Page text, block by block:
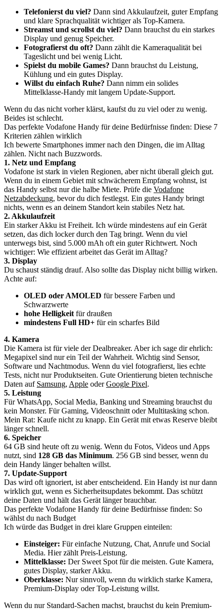
Telefonierst du viel? Dann sind Akkulaufzeit, guter Empfang
und klare Sprachqualität wichtiger als Top-Kamera.
Streamst und scrollst du viel? Dann brauchst du ein starkes
Display und genug Speicher.
Fotografierst du oft? Dann zählt die Kameraqualität bei
Tageslicht und bei wenig Licht.
Spielst du mobile Games? Dann brauchst du Leistung,
Kühlung und ein gutes Display.
Willst du einfach Ruhe? Dann nimm ein solides
Mittelklasse-Handy mit langem Update-Support.
Wenn du das nicht vorher klärst, kaufst du zu viel oder zu wenig.
Beides ist schlecht.
Das perfekte Vodafone Handy für deine Bedürfnisse finden: Diese 7
Kriterien zählen wirklich
Ich bewerte Smartphones immer nach den Dingen, die im Alltag
zählen. Nicht nach Buzzwords.
1. Netz und Empfang
Vodafone ist stark in vielen Regionen, aber nicht überall gleich gut.
Wenn du in einem Gebiet mit schwächerem Empfang wohnst, ist
das Handy selbst nur die halbe Miete. Prüfe die Vodafone
Netzabdeckung, bevor du dich festlegst. Ein gutes Handy bringt
nichts, wenn es an deinem Standort kein stabiles Netz hat.
2. Akkulaufzeit
Ein starker Akku ist Freiheit. Ich würde mindestens auf ein Gerät
setzen, das dich locker durch den Tag bringt. Wenn du viel
unterwegs bist, sind 5.000 mAh oft ein guter Richtwert. Noch
wichtiger: Wie effizient arbeitet das Gerät im Alltag?
3. Display
Du schaust ständig drauf. Also sollte das Display nicht billig wirken.
Achte auf:
OLED oder AMOLED für bessere Farben und
Schwarzwerte
hohe Helligkeit für draußen
mindestens Full HD+ für ein scharfes Bild
4. Kamera
Die Kamera ist für viele der Dealbreaker. Aber ich sage dir ehrlich:
Megapixel sind nur ein Teil der Wahrheit. Wichtig sind Sensor,
Software und Nachtmodus. Wenn du viel fotografierst, lies echte
Tests, nicht nur Produktseiten. Gute Orientierung bieten technische
Daten auf Samsung, Apple oderGoogle Pixel.
5. Leistung
Für WhatsApp, Social Media, Banking und Streaming brauchst du
kein Monster. Für Gaming, Videoschnitt oder Multitasking schon.
Mein Rat: Kaufe nicht zu knapp. Ein Gerät mit etwas Reserve bleibt
länger schnell.
6. Speicher
64 GB sind heute oft zu wenig. Wenn du Fotos, Videos und Apps
nutzt, sind 128 GB das Minimum. 256 GB sind besser, wenn du
dein Handy länger behalten willst.
7. Update-Support
Das wird oft ignoriert, ist aber entscheidend. Ein Handy ist nur dann
wirklich gut, wenn es Sicherheitsupdates bekommt. Das schützt
deine Daten und hält das Gerät länger brauchbar.
Das perfekte Vodafone Handy für deine Bedürfnisse finden: So
wählst du nach Budget
Ich würde das Budget in drei klare Gruppen einteilen:
Einsteiger: Für einfache Nutzung, Chat, Anrufe und Social
Media. Hier zählt Preis-Leistung.
Mittelklasse: Der Sweet Spot für die meisten. Gute Kamera,
gutes Display, starker Akku.
Oberklasse: Nur sinnvoll, wenn du wirklich starke Kamera,
Premium-Display oder Top-Leistung willst.
Wenn du nur Standard-Sachen machst, brauchst du kein Premium-